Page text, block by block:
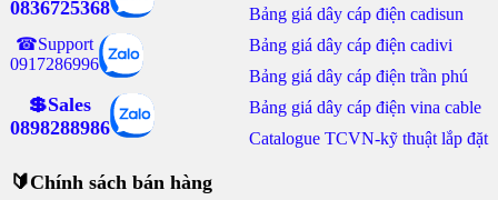
0836725368
☎Support
0917286996
💲Sales
0898288986
Bảng giá dây cáp điện cadisun
Bảng giá dây cáp điện cadivi
Bảng giá dây cáp điện trần phú
Bảng giá dây cáp điện vina cable
Catalogue TCVN-kỹ thuật lắp đặt
🔰Chính sách bán hàng